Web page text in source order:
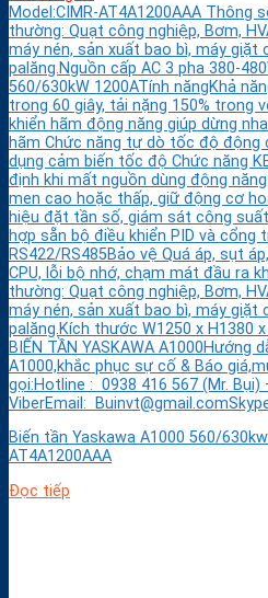
Model:CIMR-AT4A1200AAA Thông
thường: Quạt công nghiệp, Bơm,
máy nén, sản xuất bao bì, máy giặt
palăng.Nguồn cấp AC 3 pha 380-
560/630kW 1200ATính năngKhả
trong 60 giây, tải nặng 150% trong
khiển hãm động năng giúp dừng
hãm Chức năng tự dò tốc độ động
dụng cảm biến tốc độ Chức năng
định khi mất nguồn dùng động
men cao hoặc thấp, giữ động cơ
hiệu đặt tần số, giám sát công
hợp sẵn bộ điều khiển PID và cổng
RS422/RS485Bảo vệ Quá áp, sụt
CPU, lỗi bộ nhớ, chạm mát đầu ra
thường: Quạt công nghiệp, Bơm,
máy nén, sản xuất bao bì, máy giặt
palăng.Kích thước W1250 x H1380 x
BIẾN TẦN YASKAWA A1000Hướng
A1000,khắc phục sự cố & Báo
gọi:Hotline : 0938 416 567 (Mr. Bụi)
ViberEmail:
Biến tần Yaskawa A1000 560/
AT4A1200AAA
Đọc tiếp